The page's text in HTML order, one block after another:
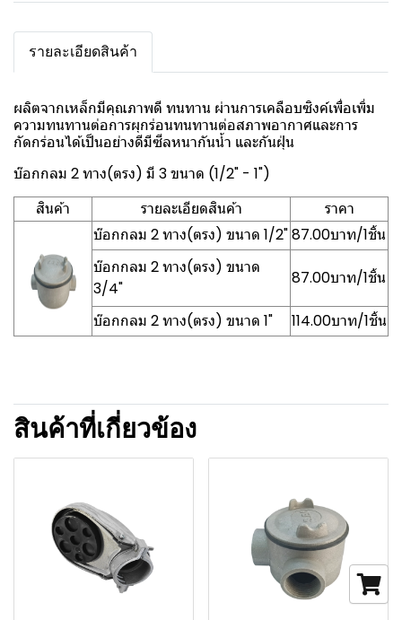
รายละเอียดสินค้า
ผลิตจากเหล็กมีคุณภาพดี ทนทาน ผ่านการเคลือบซิงค์เพื่อเพิ่ม
ความทนทานต่อการผุกร่อนทนทานต่อสภาพอากาศและการ
กัดกร่อนได้เป็นอย่างดีมีซีลหนากันน้ำ และกันฝุ่น
บ๊อกกลม 2 ทาง(ตรง) มี 3 ขนาด (1/2" - 1")
สินค้า
รายละเอียดสินค้า
ราคา
บ๊อกกลม 2 ทาง(ตรง) ขนาด 1/2"87.00บาท/1ชิ้น
บ๊อกกลม 2 ทาง(ตรง) ขนาด
3/4"
87.00บาท/1ชิ้น
บ๊อกกลม 2 ทาง(ตรง) ขนาด 1" 114.00บาท/1ชิ้น
สินค้าที่เกี่ยวข้อง